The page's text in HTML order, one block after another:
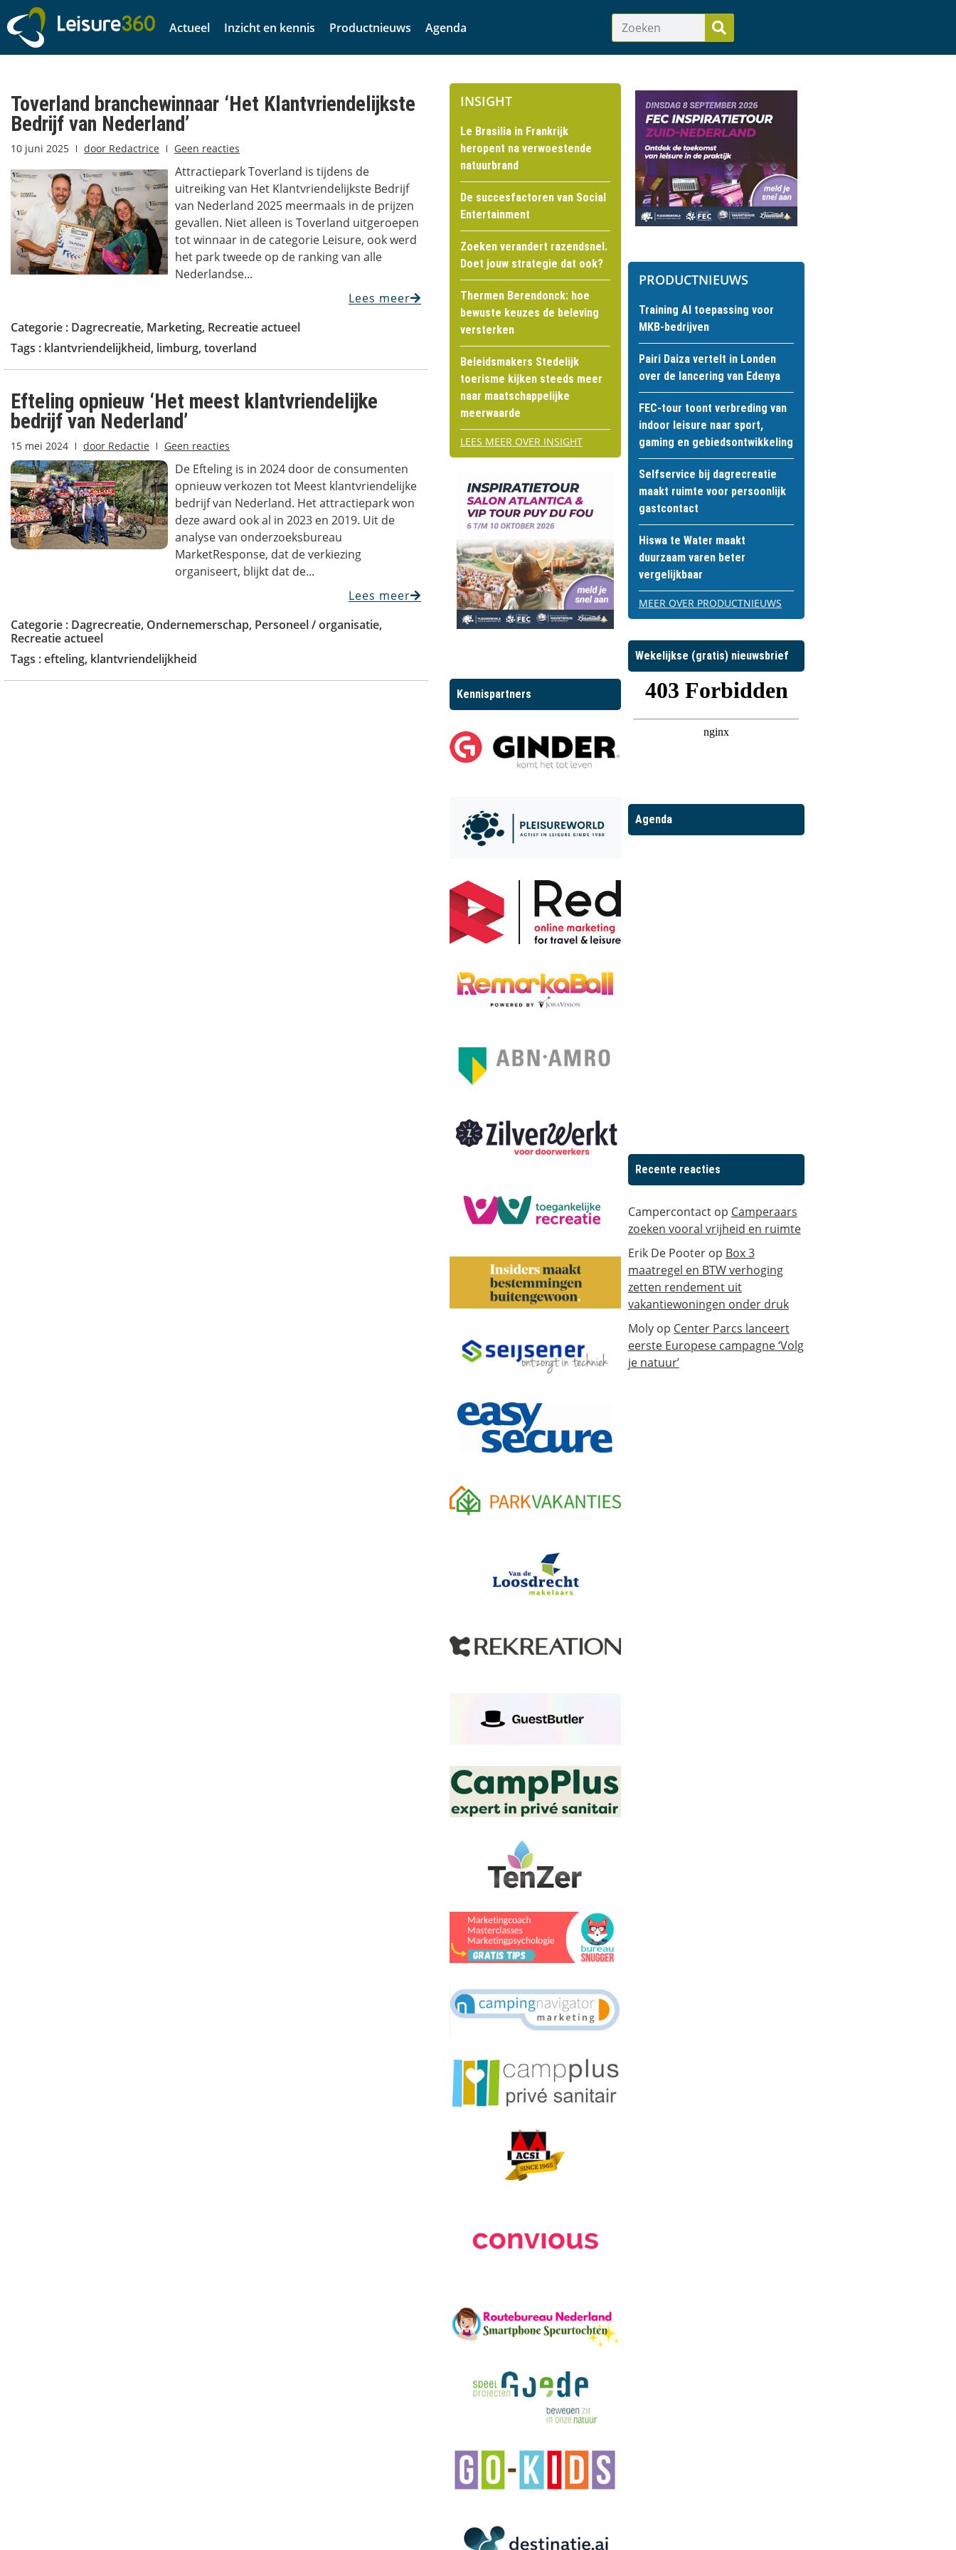
Actueel Inzicht en kennis Productnieuws Agenda
Toverland branchewinnaar ‘Het Klantvriendelijkste
Bedrijf van Nederland’
10 juni 2025 door Redactrice Geen reacties
Attractiepark Toverland is tijdens de
uitreiking van Het Klantvriendelijkste Bedrijf
van Nederland 2025 meermaals in de prijzen
gevallen. Niet alleen is Toverland uitgeroepen
tot winnaar in de categorie Leisure, ook werd
het park tweede op de ranking van alle
Nederlandse...
Lees meer
Categorie : Dagrecreatie, Marketing, Recreatie actueel
Tags : klantvriendelijkheid, limburg, toverland
Efteling opnieuw ‘Het meest klantvriendelijke
bedrijf van Nederland’
15 mei 2024 door Redactie Geen reacties
De Efteling is in 2024 door de consumenten
opnieuw verkozen tot Meest klantvriendelijke
bedrijf van Nederland. Het attractiepark won
deze award ook al in 2023 en 2019. Uit de
analyse van onderzoeksbureau
MarketResponse, dat de verkiezing
organiseert, blijkt dat de...
Lees meer
Categorie : Dagrecreatie, Ondernemerschap, Personeel / organisatie,
Recreatie actueel
Tags :efteling, klantvriendelijkheid
INSIGHT
Le Brasilia in Frankrijk
heropent na verwoestende
natuurbrand
De succesfactoren van Social
Entertainment
Zoeken verandert razendsnel.
Doet jouw strategie dat ook?
Thermen Berendonck: hoe
bewuste keuzes de beleving
versterken
Beleidsmakers Stedelijk
toerisme kijken steeds meer
naar maatschappelijke
meerwaarde
LEES MEER OVER INSIGHT
Kennispartners
PRODUCTNIEUWS
Training AI toepassing voor
MKB-bedrijven
Pairi Daiza vertelt in Londen
over de lancering van Edenya
FEC-tour toont verbreding van
indoor leisure naar sport,
gaming en gebiedsontwikkeling
Selfservice bij dagrecreatie
maakt ruimte voor persoonlijk
gastcontact
Hiswa te Water maakt
duurzaam varen beter
vergelijkbaar
MEER OVER PRODUCTNIEUWS
Wekelijkse (gratis) nieuwsbrief
Agenda
Recente reacties
Campercontactop Camperaars
zoeken vooral vrijheid en ruimte
Erik De Pooterop Box 3
maatregel en BTW verhoging
zetten rendement uit
vakantiewoningen onder druk
Molyop Center Parcs lanceert
eerste Europese campagne ‘Volg
je natuur’